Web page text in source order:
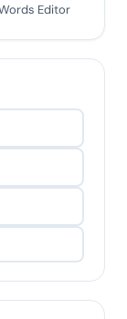
Editor